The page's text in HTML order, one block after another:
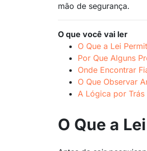
mão de segurança.
O que você vai ler
O Que a Lei
Por Que Alguns
Onde Encontrar
O Que Observar
A Lógica por
O Que a